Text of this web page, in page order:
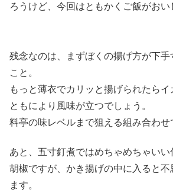
ろうけど、今回はともかくご飯がおい
残念なのは、まずぼくの揚げ方が下手
こと。
もっと薄衣でカリッと揚げられたら
ともにより風味が立つでしょう。
料亭の味レベルまで狙える組み合わせ
あと、五寸釘煮ではめちゃめちゃい
胡椒ですが、かき揚げの中に入ると
ます。